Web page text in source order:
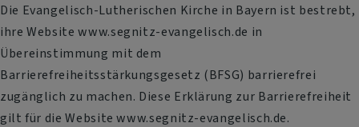
Die Evangelisch-Lutherischen Kirche in Bayern ist bestrebt,
ihre Website www.segnitz-evangelisch.de in
Übereinstimmung mit dem
Barrierefreiheitsstärkungsgesetz (BFSG) barrierefrei
zugänglich zu machen. Diese Erklärung zur Barrierefreiheit
gilt für die Website www.segnitz-evangelisch.de.